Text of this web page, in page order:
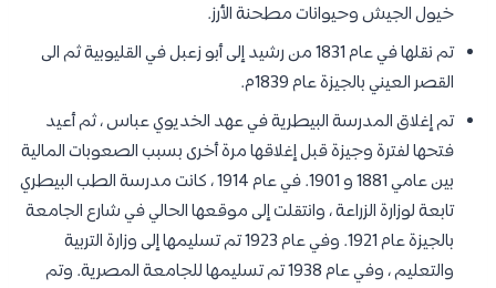
خيول الجيش وحيوانات مطحنة الأرز.
تم نقلها في عام 1831 من رشيد إلى أبو زعبل في القليوبية ثم الى
القصر العيني بالجيزة عام 1839م.
تم إغلاق المدرسة البيطرية في عهد الخديوي عباس ، ثم أعيد
فتحها لفترة وجيزة قبل إغلاقها مرة أخرى بسبب الصعوبات المالية
بين عامي 1881 و 1901. في عام 1914 ، كانت مدرسة الطب البيطري
تابعة لوزارة الزراعة ، وانتقلت إلى موقعها الحالي في شارع الجامعة
بالجيزة عام 1921. وفي عام 1923 تم تسليمها إلى وزارة التربية
والتعليم ، وفي عام 1938 تم تسليمها للجامعة المصرية. وتم